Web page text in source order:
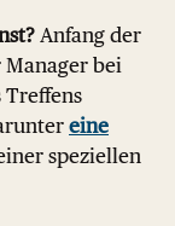
Anfang der
bei
Treffens
eine
speziellen